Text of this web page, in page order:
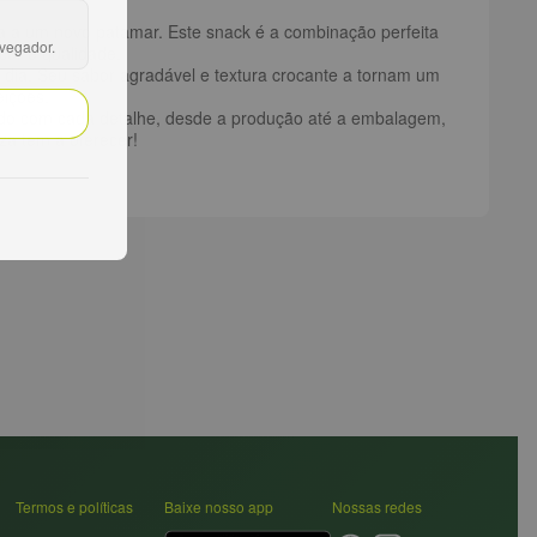
um novo patamar. Este snack é a combinação perfeita
e qualidade.
Seu sabor agradável e textura crocante a tornam um
com cada detalhe, desde a produção até a embalagem,
tem a oferecer!
Termos e políticas
Baixe nosso app Nossas redes